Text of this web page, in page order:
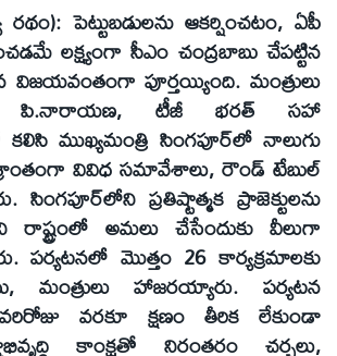
పెట్టుబడులను ఆకర్షించటం, ఏపీ
లక్ష్యంగా సీఎం చంద్రబాబు చేపట్టిన
విజయవంతంగా పూర్తయ్యింది. మంత్రులు
టీజీ భరత్‌ సహా
ముఖ్యమంత్రి సింగపూర్‌లో నాలుగు
వివిధ సమావేశాలు, రౌండ్‌ టేబుల్‌
సింగపూర్‌లోని ప్రతిష్టాత్మక ప్రాజెక్టులను
రాష్ట్రంలో అమలు చేసేందుకు వీలుగా
పర్యటనలో మొత్తం 26 కార్యక్రమాలకు
మంత్రులు హాజరయ్యారు. పర్యటన
వరకూ క్షణం తీరిక లేకుండా
కాంక్షతో నిరంతరం చర్చలు,